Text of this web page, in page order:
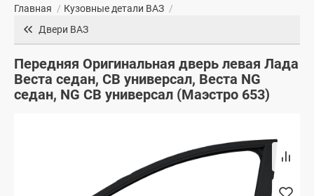
Главная / Кузовные детали ВАЗ /
Двери ВАЗ
Передняя Оригинальная дверь левая Лада
Веста седан, СВ универсал, Веста NG
седан, NG СВ универсал (Маэстро 653)